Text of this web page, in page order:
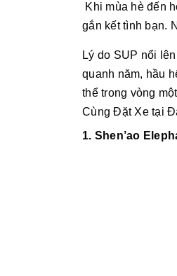
Khi mùa hè đến
gắn kết tình bạn.
Lý do SUP nổi
quanh năm, hầu
thể trong vòng
Cùng Đặt Xe tại
1. Shen’ao